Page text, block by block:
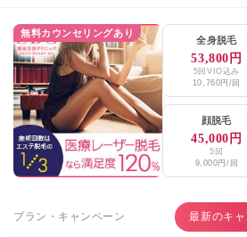
無料カウンセリングあり
全身脱毛
53,800円
5回VIO込み
10,760円/回
顔脱毛
45,000円
5回
9,000円/回
プラン・キャンペーン 最新のキ